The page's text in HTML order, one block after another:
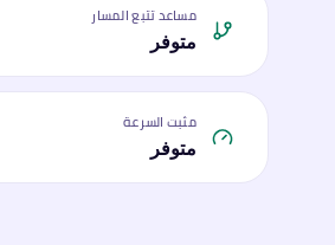
مساعد تتبع المسار
متوفر
مثبت السرعة
متوفر